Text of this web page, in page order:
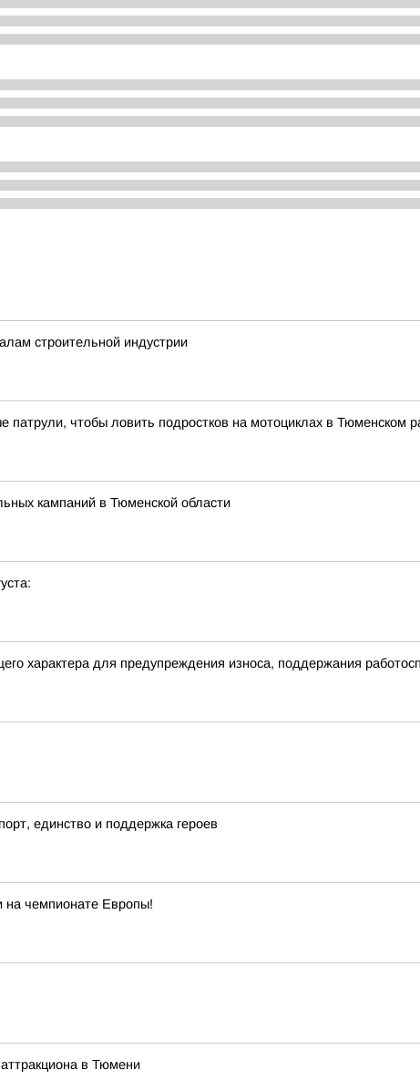
строительной индустрии
патрули, чтобы ловить подростков на мотоциклах в Тюменском
кампаний в Тюменской области
характера для предупреждения износа, поддержания
единство и поддержка героев
на чемпионате Европы!
в Тюмени